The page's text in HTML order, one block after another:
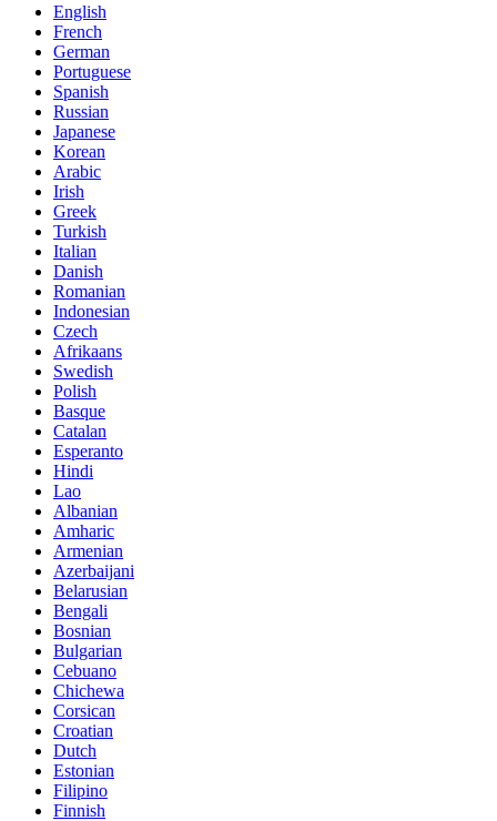
English
French
German
Portuguese
Spanish
Russian
Japanese
Korean
Arabic
Irish
Greek
Turkish
Italian
Danish
Romanian
Indonesian
Czech
Afrikaans
Swedish
Polish
Basque
Catalan
Esperanto
Hindi
Lao
Albanian
Amharic
Armenian
Azerbaijani
Belarusian
Bengali
Bosnian
Bulgarian
Cebuano
Chichewa
Corsican
Croatian
Dutch
Estonian
Filipino
Finnish